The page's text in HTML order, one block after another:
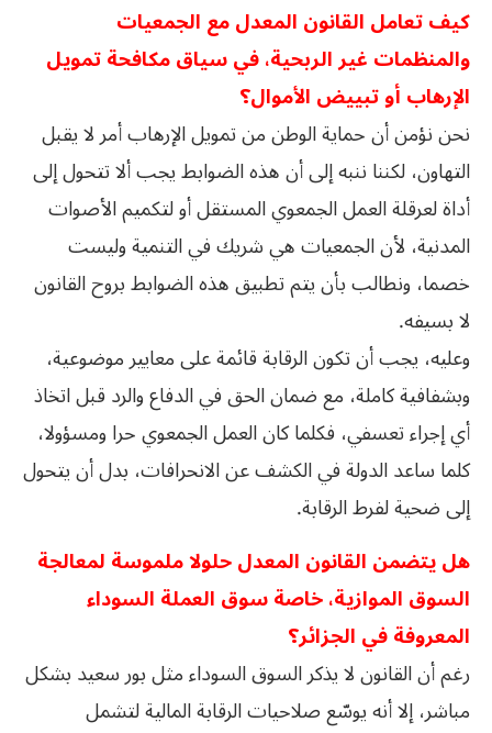
كيف تعامل القانون المعدل مع الجمعيات
والمنظمات غير الربحية، في سياق مكافحة تمويل
الإرهاب أو تبييض الأموال؟
نحن نؤمن أن حماية الوطن من تمويل الإرهاب أمر لا يقبل
التهاون، لكننا ننبه إلى أن هذه الضوابط يجب ألا تتحول إلى
أداة لعرقلة العمل الجمعوي المستقل أو لتكميم الأصوات
المدنية، لأن الجمعيات هي شريك في التنمية وليست
خصما، ونطالب بأن يتم تطبيق هذه الضوابط بروح القانون
لا بسيفه.
وعليه، يجب أن تكون الرقابة قائمة على معايير موضوعية،
وبشفافية كاملة، مع ضمان الحق في الدفاع والرد قبل اتخاذ
أي إجراء تعسفي، فكلما كان العمل الجمعوي حرا ومسؤولا،
كلما ساعد الدولة في الكشف عن الانحرافات، بدل أن يتحول
إلى ضحية لفرط الرقابة.
هل يتضمن القانون المعدل حلولا ملموسة لمعالجة
السوق الموازية، خاصة سوق العملة السوداء
المعروفة في الجزائر؟
رغم أن القانون لا يذكر السوق السوداء مثل بور سعيد بشكل
مباشر، إلا أنه يوسّع صلاحيات الرقابة المالية لتشمل